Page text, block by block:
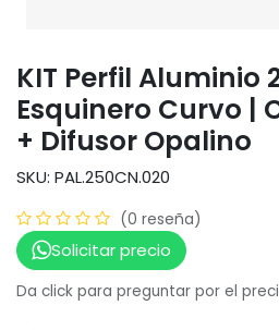
KIT Perfil Aluminio
Esquinero Curvo |
+ Difusor Opalino
SKU: PAL.250CN.020
(0 reseña)
Solicitar precio
Da click para preguntar por el